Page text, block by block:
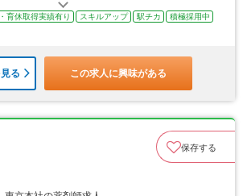
育休取得実績有り スキルアップ 駅チカ
積極採用中
る この求人に興味がある
保存する